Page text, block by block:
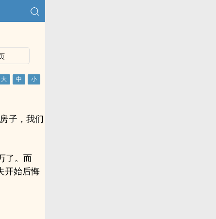
，我们
了。而
开始后悔